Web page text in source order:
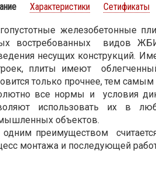
Характеристики Сетификаты
железобетонные
востребованных видов
несущих конструкций.
плиты имеют
только прочнее, тем
все нормы и условия
использовать их в
объектов.
преимуществом
монтажа и последующей